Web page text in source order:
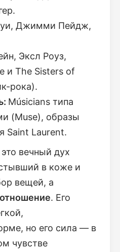
Джимми Пейдж,
Эксл Роуз,
и The Sisters of
рока).
Мúsicians типа
(Muse), образы
Saint Laurent.
вечный дух
в коже и
вещей, а
. Его
но его сила — в
чувстве